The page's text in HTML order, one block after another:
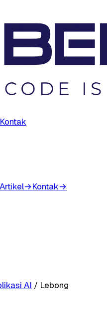
Kontak
Artikel→Kontak→
AI / Lebong